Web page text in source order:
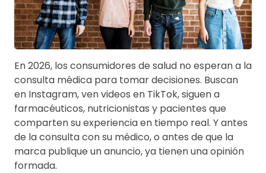
En 2026, los consumidores de salud no esperan a la
consulta médica para tomar decisiones. Buscan
en Instagram, ven videos en TikTok, siguen a
farmacéuticos, nutricionistas y pacientes que
comparten su experiencia en tiempo real. Y antes
de la consulta con su médico, o antes de que la
marca publique un anuncio, ya tienen una opinión
formada.